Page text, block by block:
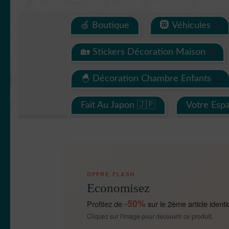
🍏 Boutique 🛞 Véhicules
🏡 Stickers Décoration Maison
🐣 Décoration Chambre Enfants
Fait Au Japon 🇯🇵 Votre
OFFRE FLASH
Economisez
Profitez de-50% sur le 2ème article
Cliquez sur l'image pour découvrir ce produit.